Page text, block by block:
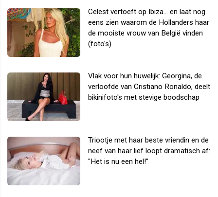
Celest vertoeft op Ibiza... en laat nog
eens zien waarom de Hollanders haar
de mooiste vrouw van België vinden
(foto's)
Vlak voor hun huwelijk: Georgina, de
verloofde van Cristiano Ronaldo, deelt
bikinifoto's met stevige boodschap
Triootje met haar beste vriendin en de
neef van haar lief loopt dramatisch af:
"Het is nu een hel!"